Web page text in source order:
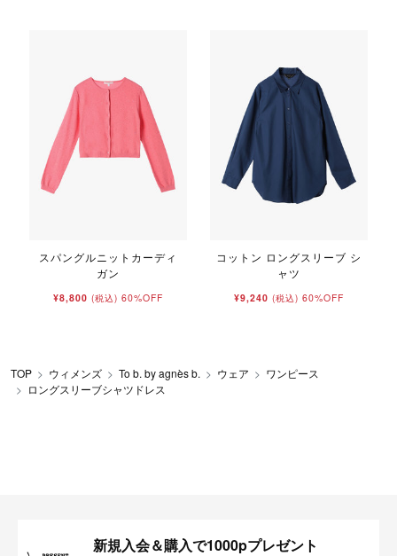
スパングルニットカーディ
ガン
¥8,800 (税込) 60%OFF
コットン ロングスリーブ シ
ャツ
¥9,240 (税込) 60%OFF
TOP ウィメンズ To b. by agnès b. ウェア
ワンピース
ロングスリーブシャツドレス
新規入会＆購入で1000pプレゼント